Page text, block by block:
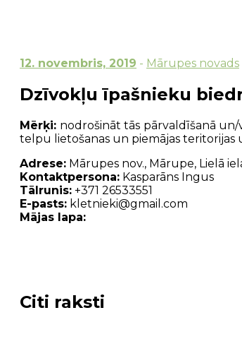
12. novembris, 2019 - Mārupes novads
Dzīvokļu īpašnieku
Mērķi: nodrošināt tās pārvaldīšanā
telpu lietošanas un piemājas
Adrese: Mārupes nov., Mārupe, Lielā
Kontaktpersona: Kasparāns Ingus
Tālrunis: +371 26533551
E-pasts: kletnieki@gmail.com
Mājas lapa:
Citi raksti